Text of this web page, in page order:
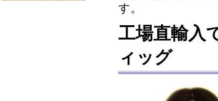
す。
工場直輸入
ィッグ